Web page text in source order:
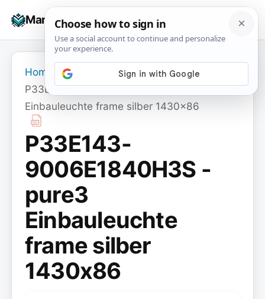
Manuals+
☰
Home
P33E143-9006E1840H3S - pure3
Einbauleuchte frame silber 1430x86
P33E143-
9006E1840H3S -
pure3
Einbauleuchte
frame silber
1430x86